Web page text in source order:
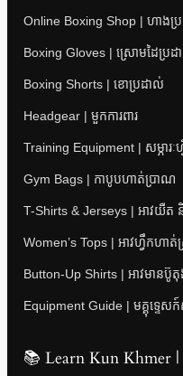
Online Boxing Shop | ហាង
Boxing Gloves | ស្រោមដៃប្រដ
Boxing Shorts | ខោប្រដាល់
Headgear | មួកការពារ
Training Equipment | សម្ភារៈ
Gym Bags | កាបូបហាត់ប្រាណ
T-Shirts & Jerseys | អាវយឺត
Women’s Tops | អាវហ្វឹកហាត់ស្
Button-Up Shirts | អាវមានប៊ូតុ
Equipment Guide | មគ្គុទ្ទេសក៍ស
📚 Learn Kun Khmer |